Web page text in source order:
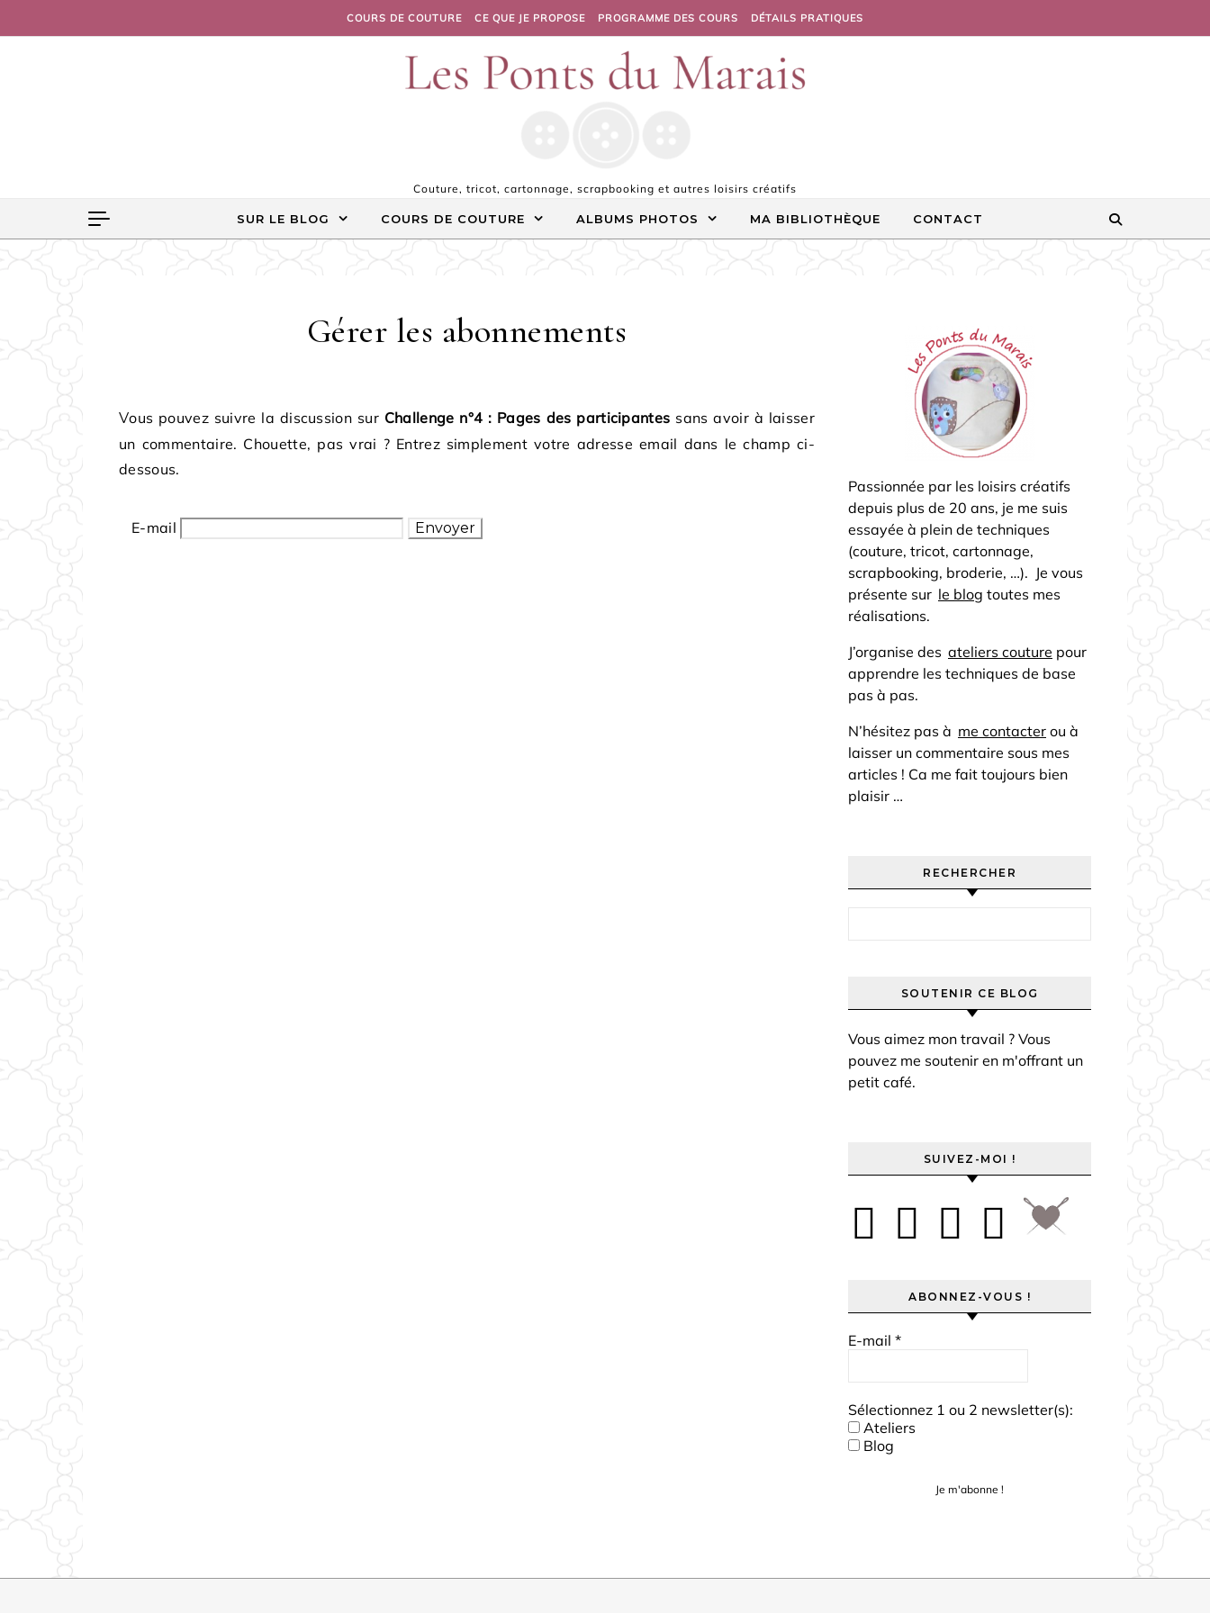
COURS DE COUTURE CE QUE JE PROPOSE PROGRAMME DES COURS DÉTAILS PRATIQUES
Couture, tricot, cartonnage, scrapbooking et autres loisirs créatifs
SUR LE BLOG COURS DE COUTURE ALBUMS PHOTOS MA BIBLIOTHÈQUE CONTACT
Gérer les abonnements
Vous pouvez suivre la discussion sur Challenge n°4 : Pages des participantes sans avoir à laisser
un commentaire. Chouette, pas vrai ? Entrez simplement votre adresse email dans le champ ci-
dessous.
E-mail
Passionnée par les loisirs créatifs
depuis plus de 20 ans, je me suis
essayée à plein de techniques
(couture, tricot, cartonnage,
scrapbooking, broderie, …). Je vous
présente sur le blog toutes mes
réalisations.
J’organise des ateliers couture pour
apprendre les techniques de base
pas à pas.
N’hésitez pas à me contacter ou à
laisser un commentaire sous mes
articles ! Ca me fait toujours bien
plaisir …
RECHERCHER
SOUTENIR CE BLOG
Vous aimez mon travail ? Vous
pouvez me soutenir en m'offrant un
petit café.
SUIVEZ-MOI !
ABONNEZ-VOUS !
E-mail *
Sélectionnez 1 ou 2 newsletter(s):
Ateliers
Blog